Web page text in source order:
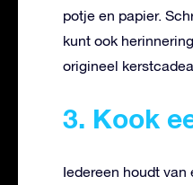
potje en papier.
kunt ook
origineel
3. Kook
Iedereen houdt